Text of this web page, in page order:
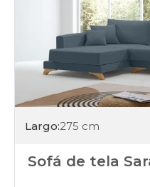
Largo:275 cm
Sofá de tela